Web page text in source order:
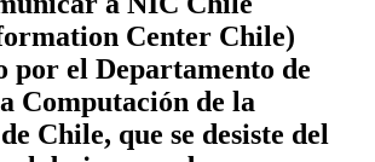
Center Chile)
por el Departamento de
Computación de la
Chile, que se desiste del